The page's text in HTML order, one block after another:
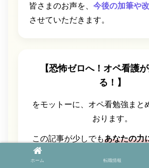
皆さまのお声を、 今後の加筆や
させていただきます。
【恐怖ゼロへ！オペ看護
る！】
をモットーに、オペ看勉強まと
おります。
この記事が少しでもあなたの力
ホーム 転職情報